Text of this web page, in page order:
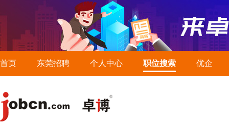
首页 东莞招聘 个人中心 职位搜索 优企